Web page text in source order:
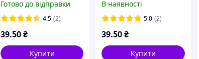
Готово до відправки
4.5 (2)
39.50₴
Купити
В наявності
5.0 (2)
39.50₴
Купити